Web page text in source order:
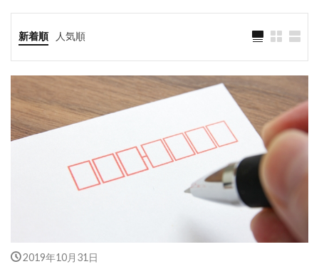
新着順 人気順
2019年10月31日